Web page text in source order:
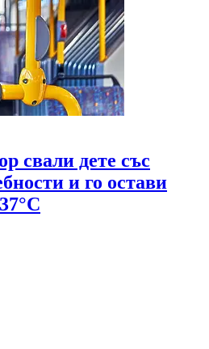
свали дете със
и го остави